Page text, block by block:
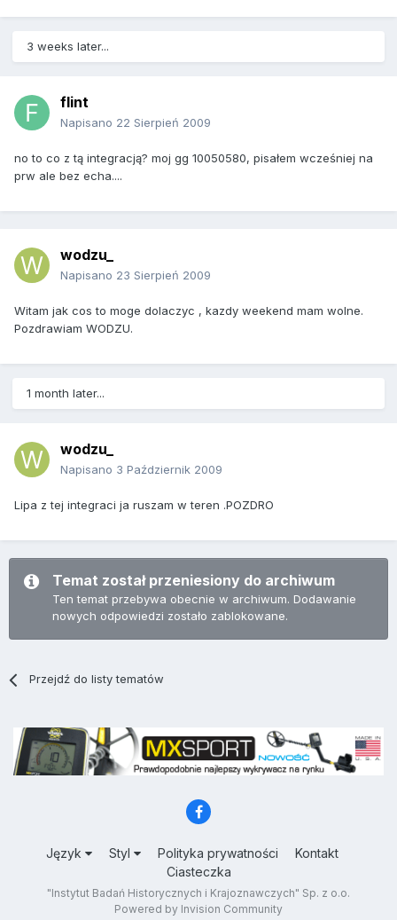
3 weeks later...
flint
Napisano 22 Sierpień 2009
no to co z tą integracją? moj gg 10050580, pisałem wcześniej na
prw ale bez echa....
wodzu_
Napisano 23 Sierpień 2009
Witam jak cos to moge dolaczyc , kazdy weekend mam wolne.
Pozdrawiam WODZU.
1 month later...
wodzu_
Napisano 3 Październik 2009
Lipa z tej integraci ja ruszam w teren .POZDRO
Temat został przeniesiony do archiwum
Ten temat przebywa obecnie w archiwum. Dodawanie
nowych odpowiedzi zostało zablokowane.
Przejdź do listy tematów
Język Styl Polityka prywatności
Kontakt
Ciasteczka
"Instytut Badań Historycznych i Krajoznawczych" Sp. z o.o.
Powered by Invision Community